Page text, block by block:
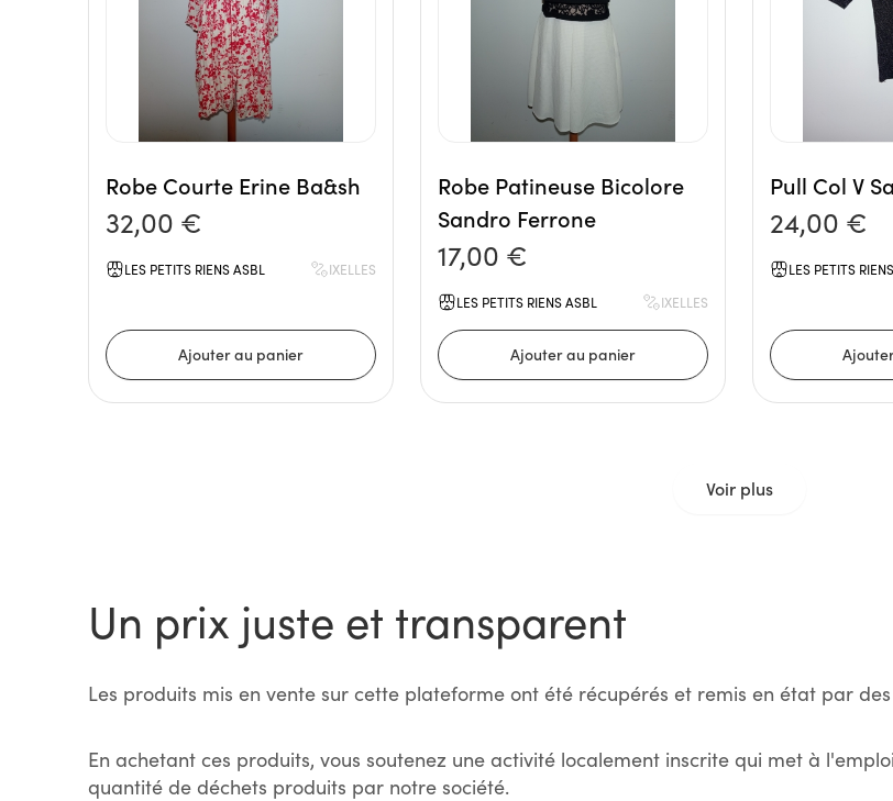
Robe Courte Erine Ba&sh
32,00 €
LES PETITS RIENS ASBL IXELLES
Robe Patineuse Bicolore
Sandro Ferrone
17,00 €
LES PETITS RIENS ASBL IXELLES
Pull Col V
24,00 €
LES PETITS
Voir plus
Un prix juste et transparent
Les produits mis en vente sur cette plateforme ont été récupérés et remis en état par
En achetant ces produits, vous soutenez une activité localement inscrite qui met à
quantité de déchets produits par notre société.